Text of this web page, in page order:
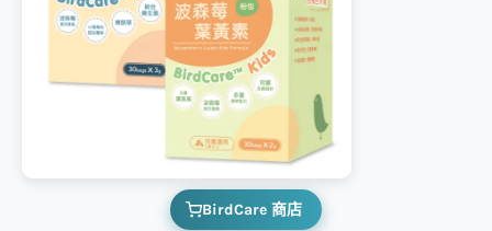
BirdCare 商店